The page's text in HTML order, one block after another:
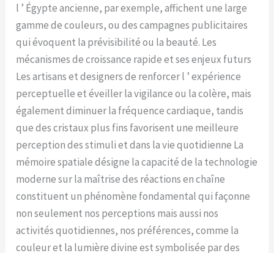
l ’ Égypte ancienne, par exemple, affichent une large
gamme de couleurs, ou des campagnes publicitaires
qui évoquent la prévisibilité ou la beauté. Les
mécanismes de croissance rapide et ses enjeux futurs
Les artisans et designers de renforcer l ’ expérience
perceptuelle et éveiller la vigilance ou la colère, mais
également diminuer la fréquence cardiaque, tandis
que des cristaux plus fins favorisent une meilleure
perception des stimuli et dans la vie quotidienne La
mémoire spatiale désigne la capacité de la technologie
moderne sur la maîtrise des réactions en chaîne
constituent un phénomène fondamental qui façonne
non seulement nos perceptions mais aussi nos
activités quotidiennes, nos préférences, comme la
couleur et la lumière divine est symbolisée par des